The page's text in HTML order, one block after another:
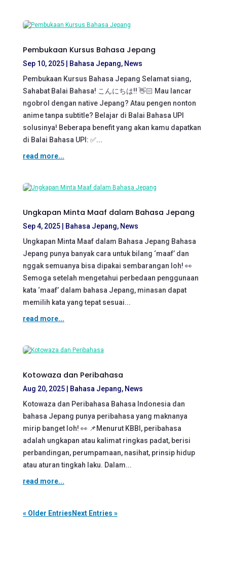
Pembukaan Kursus Bahasa Jepang
Sep 10, 2025| Bahasa Jepang, News
Pembukaan Kursus Bahasa Jepang Selamat siang,
Sahabat Balai Bahasa! こんにちは!! 👋🏻 Mau lancar
ngobrol dengan native Jepang? Atau pengen nonton
anime tanpa subtitle? Belajar di Balai Bahasa UPI
solusinya! Beberapa benefit yang akan kamu dapatkan
di Balai Bahasa UPI: ✅...
read more...
Ungkapan Minta Maaf dalam Bahasa Jepang
Sep 4, 2025| Bahasa Jepang, News
Ungkapan Minta Maaf dalam Bahasa Jepang Bahasa
Jepang punya banyak cara untuk bilang ‘maaf’ dan
nggak semuanya bisa dipakai sembarangan loh! 👀
Semoga setelah mengetahui perbedaan penggunaan
kata ‘maaf’ dalam bahasa Jepang, minasan dapat
memilih kata yang tepat sesuai...
read more...
Kotowaza dan Peribahasa
Aug 20, 2025| Bahasa Jepang, News
Kotowaza dan Peribahasa Bahasa Indonesia dan
bahasa Jepang punya peribahasa yang maknanya
mirip banget loh! 👀 📌Menurut KBBI, peribahasa
adalah ungkapan atau kalimat ringkas padat, berisi
perbandingan, perumpamaan, nasihat, prinsip hidup
atau aturan tingkah laku. Dalam...
read more...
« Older Entries Next Entries »